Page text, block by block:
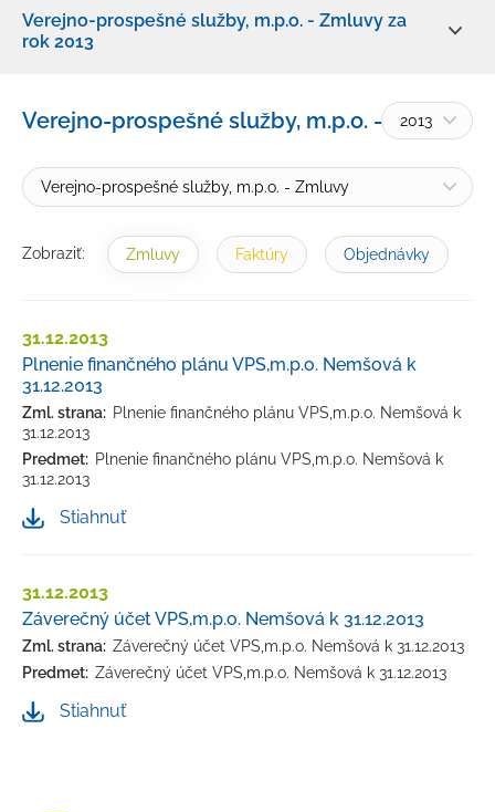
Verejno-prospešné služby, m.p.o. - Zmluvy za
rok 2013
Žiadosť o informácie
Petície a sťažnosti
Rozpočet
Verejné obstarávanie
Výberové konania, pracovné ponuky
Tlačivá a formuláre
Cenníky mesta
Smernice a dokumenty mesta
Úradná tabuľa
Verejno-prospešné služby, m.p.o. - Zmluvy
2013
Verejno-prospešné služby, m.p.o. - Zmluvy
Zobraziť: Zmluvy Faktúry Objednávky
31.12.2013
Plnenie finančného plánu VPS,m.p.o. Nemšová k
31.12.2013
Zml. strana: Plnenie finančného plánu VPS,m.p.o. Nemšová k
31.12.2013
Predmet: Plnenie finančného plánu VPS,m.p.o. Nemšová k
31.12.2013
Stiahnuť
31.12.2013
Záverečný účet VPS,m.p.o. Nemšová k 31.12.2013
Zml. strana: Záverečný účet VPS,m.p.o. Nemšová k 31.12.2013
Predmet: Záverečný účet VPS,m.p.o. Nemšová k 31.12.2013
Stiahnuť